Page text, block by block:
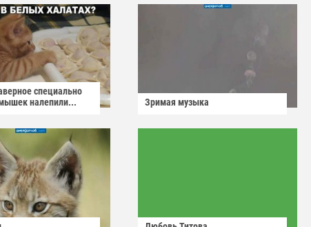
специально
налепили...
Зримая музыка